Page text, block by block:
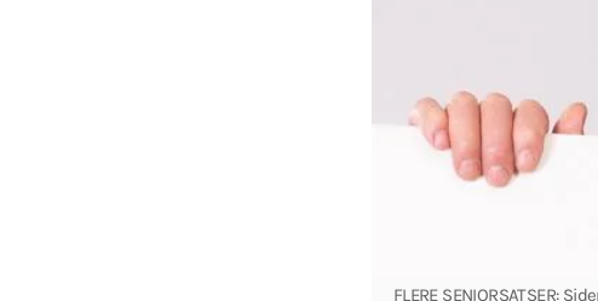
FLERE SENIORSATSER: